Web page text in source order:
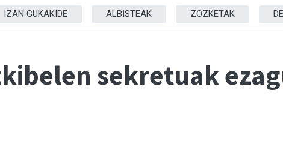
IZAN GUKAKIDE ALBISTEAK ZOZKETAK
sekretuak